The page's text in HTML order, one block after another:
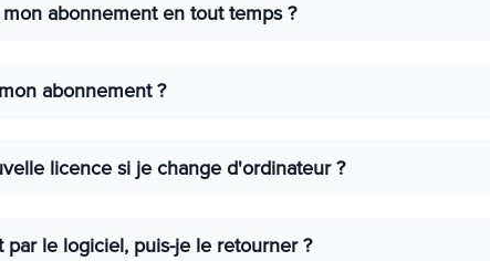
abonnement en tout temps ?
abonnement ?
licence si je change d'ordinateur ?
par le logiciel, puis-je le retourner ?